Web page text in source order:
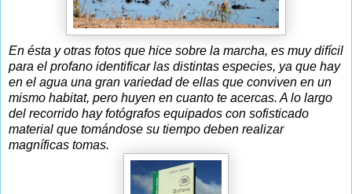
En ésta y otras fotos que hice sobre la marcha, es muy difícil
para el profano identificar las distintas especies, ya que hay
en el agua una gran variedad de ellas que conviven en un
mismo habitat, pero huyen en cuanto te acercas. A lo largo
del recorrido hay fotógrafos equipados con sofisticado
material que tomándose su tiempo deben realizar
magníficas tomas.